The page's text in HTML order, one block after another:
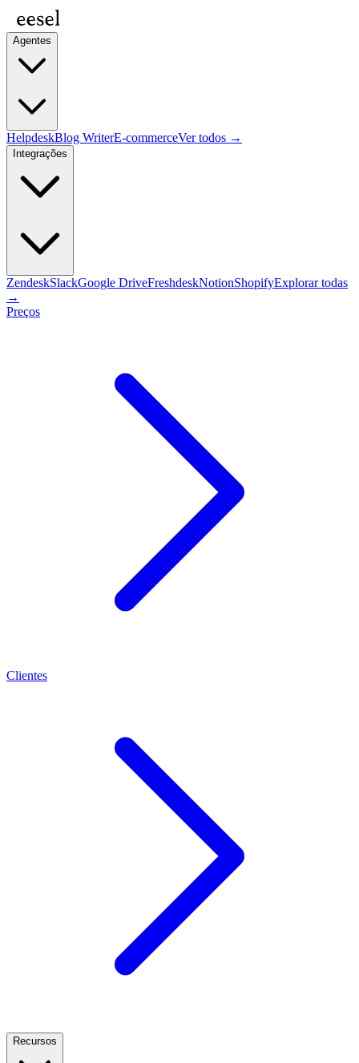
Agentes
HelpdeskBlog WriterE-commerceVer todos →
Integrações
ZendeskSlackGoogle DriveFreshdeskNotionShopifyExplorar todas
→
Preços
Clientes
Recursos